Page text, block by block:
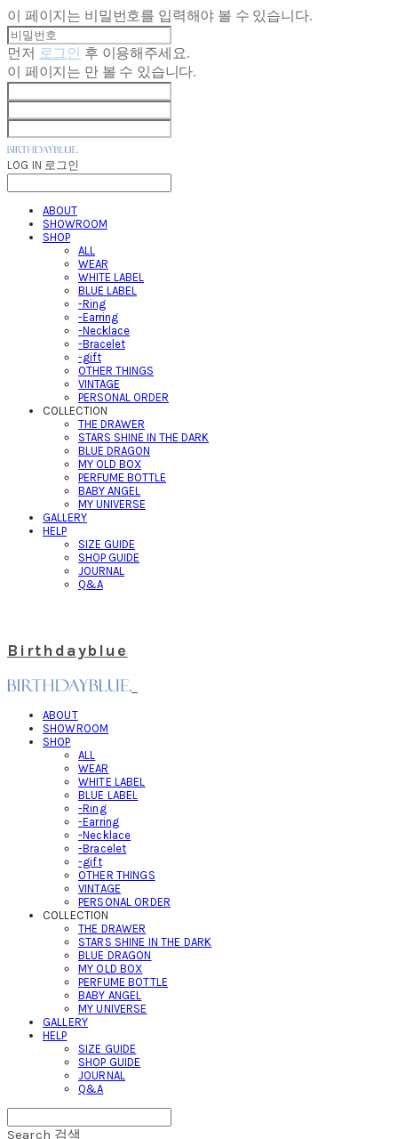
이 페이지는 비밀번호를 입력해야 볼 수 있습니다.
먼저 로그인 후 이용해주세요.
이 페이지는 만 볼 수 있습니다.
LOG IN 로그인
ABOUT
SHOWROOM
SHOP
ALL
WEAR
WHITE LABEL
BLUE LABEL
-Ring
-Earring
-Necklace
-Bracelet
-gift
OTHER THINGS
VINTAGE
PERSONAL ORDER
COLLECTION
THE DRAWER
STARS SHINE IN THE DARK
BLUE DRAGON
MY OLD BOX
PERFUME BOTTLE
BABY ANGEL
MY UNIVERSE
GALLERY
HELP
SIZE GUIDE
SHOP GUIDE
JOURNAL
Q&A
Birthdayblue
ABOUT
SHOWROOM
SHOP
ALL
WEAR
WHITE LABEL
BLUE LABEL
-Ring
-Earring
-Necklace
-Bracelet
-gift
OTHER THINGS
VINTAGE
PERSONAL ORDER
COLLECTION
THE DRAWER
STARS SHINE IN THE DARK
BLUE DRAGON
MY OLD BOX
PERFUME BOTTLE
BABY ANGEL
MY UNIVERSE
GALLERY
HELP
SIZE GUIDE
SHOP GUIDE
JOURNAL
Q&A
Search 검색